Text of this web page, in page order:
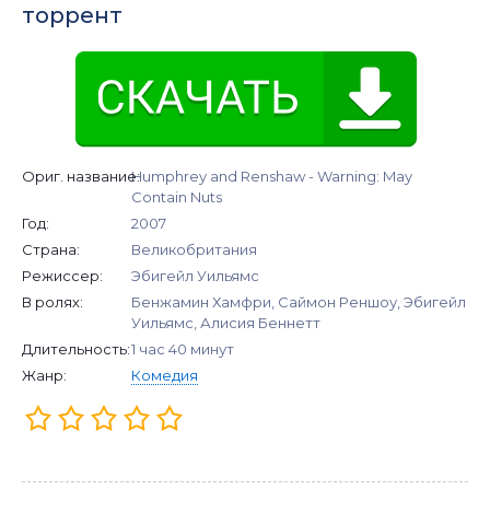
торрент
Ориг. название:Humphrey and Renshaw - Warning: May
Contain Nuts
Год:
2007
Страна:
Великобритания
Режиссер:
Эбигейл Уильямс
В ролях:
Бенжамин Хамфри, Саймон Реншоу, Эбигейл
Уильямс, Алисия Беннетт
Длительность:1 час 40 минут
Жанр:
Комедия